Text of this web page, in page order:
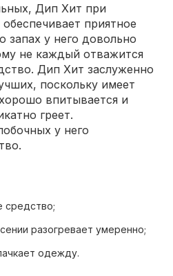
Дип Хит при
приятное
запах у него довольно
не каждый отважится
Дип Хит заслуженно
поскольку имеет
впитывается и
греет.
у него
разогревает умеренно;
одежду.